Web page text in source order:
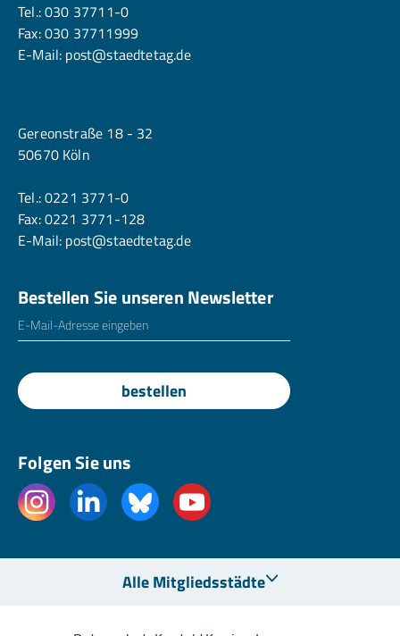
Tel.:030 37711-0
Fax: 030 37711999
E-Mail: post@staedtetag.de
Gereonstraße 18 - 32
50670 Köln
Tel.:0221 3771-0
Fax: 0221 3771-128
E-Mail: post@staedtetag.de
Bestellen Sie unseren Newsletter
E-Mailadresse
bestellen
Folgen Sie uns
Alle Mitgliedsstädte